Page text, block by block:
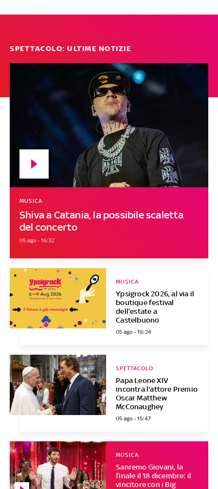
SPETTACOLO: ULTIME NOTIZIE
Shiva a Catania, la possibile scaletta
del concerto
MUSICA
05 ago - 16:32
Ypsigrock 2026, al via il
boutique festival
dell’estate a
Castelbuono
MUSICA
05 ago - 16:24
Papa Leone XIV
incontra l'attore Premio
Oscar Matthew
McConaughey
SPETTACOLO
05 ago - 15:47
Sanremo Giovani, la
finale il 18 dicembre: il
vincitore con i Big
MUSICA